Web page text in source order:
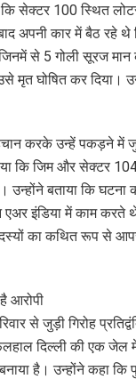
सेक्टर 100 स्थित
अपनी कार में बैठ रहे
से 5 गोली सूरज मान
घोषित कर दिया।
करके उन्हें पकड़ने में
कि जिम और सेक्टर
बताया कि घटना
एअर इंडिया में काम
का कथित रूप से
आरोपी
से जुड़ी गिरोह
दिल्ली की एक जेल
है। उन्होंने कहा